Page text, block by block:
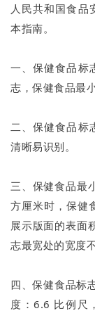
人民共和国食品
本指南。
一、保健食品标
志，保健食品最
二、保健食品标
清晰易识别。
三、保健食品最
方厘米时，保健
展示版面的表面
志最宽处的宽度
四、保健食品标
度：6.6 比例尺